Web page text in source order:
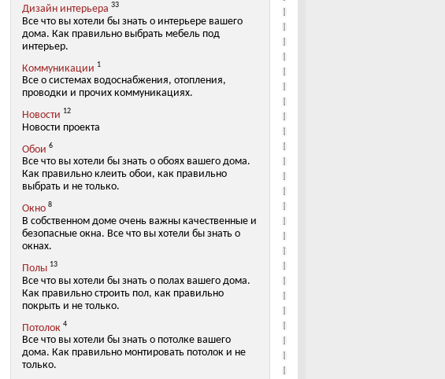
Дизайн интерьера 33
Все что вы хотели бы знать о интерьере вашего
дома. Как правильно выбрать мебель под
интерьер.
Коммуникации 1
Все о системах водоснабжения, отопления,
проводки и прочих коммуникациях.
Новости 12
Новости проекта
Обои 6
Все что вы хотели бы знать о обоях вашего дома.
Как правильно клеить обои, как правильно
выбрать и не только.
Окно 8
В собственном доме очень важны качественные и
безопасные окна. Все что вы хотели бы знать о
окнах.
Полы 13
Все что вы хотели бы знать о полах вашего дома.
Как правильно строить пол, как правильно
покрыть и не только.
Потолок 4
Все что вы хотели бы знать о потолке вашего
дома. Как правильно монтировать потолок и не
только.